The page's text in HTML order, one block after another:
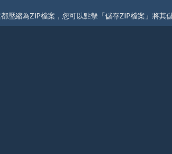
壓縮為ZIP檔案，您可以點擊「儲存ZIP檔案」將其